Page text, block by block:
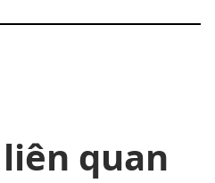
quan